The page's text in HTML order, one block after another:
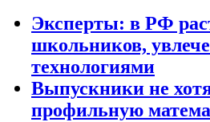
Эксперты: в РФ
школьников,
технологиями
Выпускники не
профильную